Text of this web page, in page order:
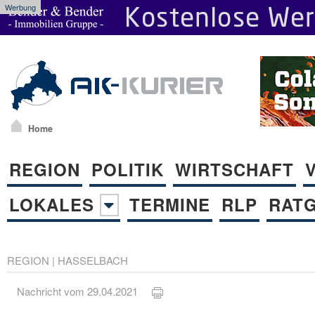
Werbung
Home
REGION POLITIK WIRTSCHAFT
LOKALES
TERMINE RLP
REGION | HASSELBACH
Nachricht vom 29.04.2021